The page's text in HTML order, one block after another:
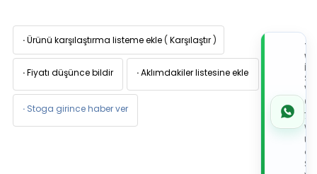
·Ürünü karşılaştırma listeme ekle ( Karşılaştır )
·Fiyatı düşünce bildir ·Aklımdakiler listesine ekle
· Stoga girince haber ver
İLE
de